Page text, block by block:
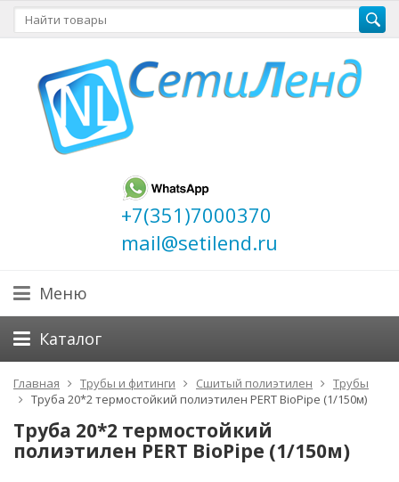
+7(351)7000370
mail@setilend.ru
Меню
Каталог
Главная Трубы и фитинги Сшитый полиэтилен
Трубы
Труба 20*2 термостойкий полиэтилен PERT BioPipe (1/150м)
Труба 20*2 термостойкий
полиэтилен PERT BioPipe (1/150м)